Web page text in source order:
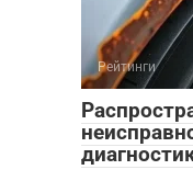
Рейтинги